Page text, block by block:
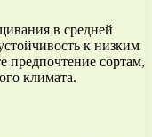
в средней
к низким
предпочтение сортам,
климата.